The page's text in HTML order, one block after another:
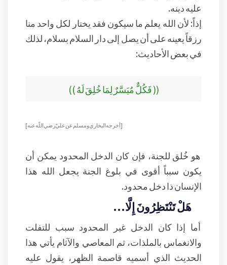
عليه دينه.
إذاً: لأن الله يعلم ما سيكون فقد يختار لكل واحد منا
رزقاً يعينه على أن يصل إلى دار السلام بسلام، لذلك
في بعض الأحاديث:
(( فَكُلٌّ مُيَسَّرٌ لِمَا خُلِقَ لَهُ ))
[ أخرجه البخاري ومسلم عن عليّ رضي اللّه عنه ]
هو خُلق للجنة، فإن كان الدخل المحدود يمكن أن
يكون سبباً أقوى في بلوغ الجنة يجعل الله هذا
الإنسان ذا دخل محدود.
هَلْ تَنْتَظِرُونَ إِلَّا...
أما إذا كان الدخل غير المحدود سبب للتفلت
والانغماس بالملذات، ثم المعاصي والآثام يأتي هذا
الحديث الذي أسميه قاصمة الظهر، يقول عليه